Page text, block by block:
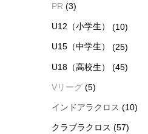
PR (3)
U12（小学生） (10)
U15（中学生） (25)
U18（高校生） (45)
Vリーグ (5)
インドアラクロス (10)
クラブラクロス (57)